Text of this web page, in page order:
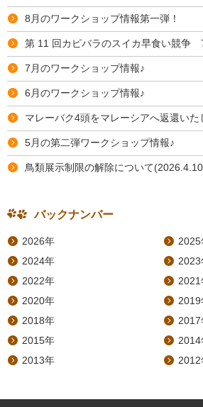
8月のワークショップ情報第一弾！
第 11 回カピバラのスイカ早食い競争
7月のワークショップ情報♪
6月のワークショップ情報♪
マレーバク4頭をマレーシアへ返還いた
5月の第二弾ワークショップ情報♪
鳥類展示制限の解除について
バックナンバー
2026年
2025
2024年
2023
2022年
2021
2020年
2019
2018年
2017
2015年
2014
2013年
2012